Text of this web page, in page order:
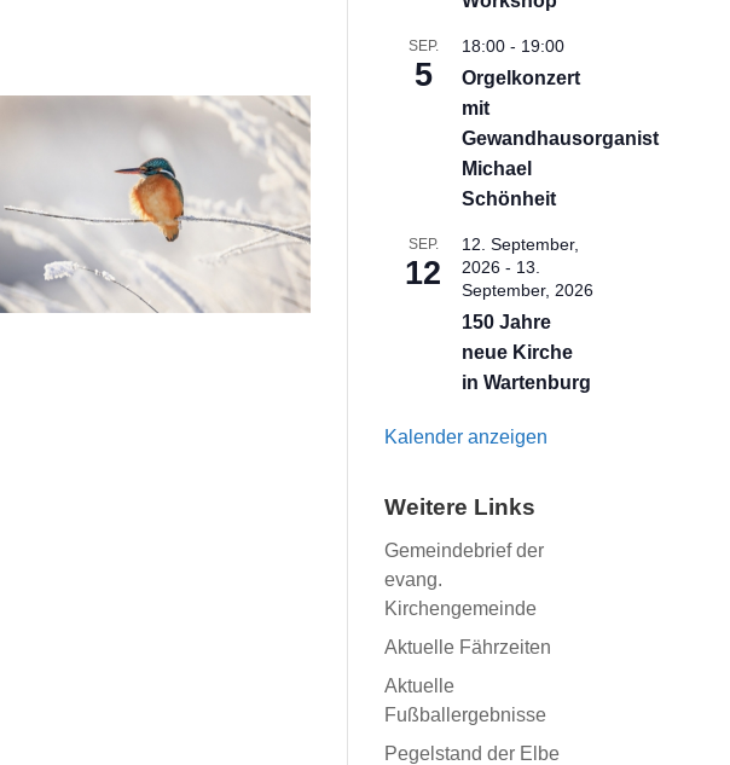
SEP.
5
18:00 - 19:00
Orgelkonzert
mit
Gewandhausorganist
Michael
Schönheit
SEP.
12
12. September,
2026 - 13.
September, 2026
150 Jahre
neue Kirche
in Wartenburg
Kalender anzeigen
Weitere Links
Gemeindebrief der
evang.
Kirchengemeinde
Aktuelle Fährzeiten
Aktuelle
Fußballergebnisse
Pegelstand der Elbe